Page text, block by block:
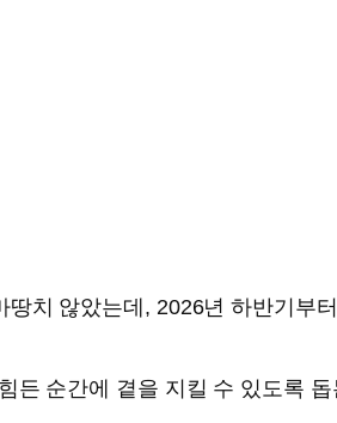
치 않았는데, 2026년 하반기부터
든 순간에 곁을 지킬 수 있도록